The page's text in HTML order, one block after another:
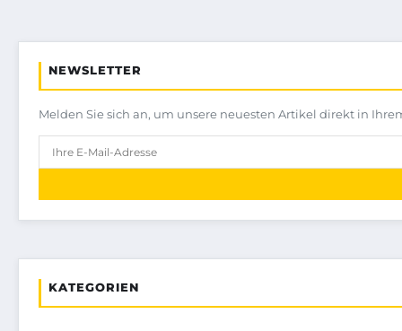
NEWSLETTER
Melden Sie sich an, um unsere neuesten Artikel direkt in
KATEGORIEN